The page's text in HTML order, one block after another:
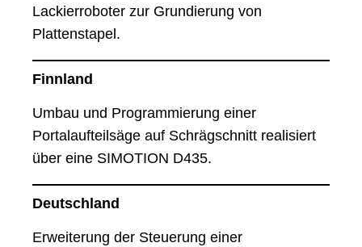
Lackierroboter zur Grundierung von
Plattenstapel.
Finnland
Umbau und Programmierung einer
Portalaufteilsäge auf Schrägschnitt realisiert
über eine SIMOTION D435.
Deutschland
Erweiterung der Steuerung einer